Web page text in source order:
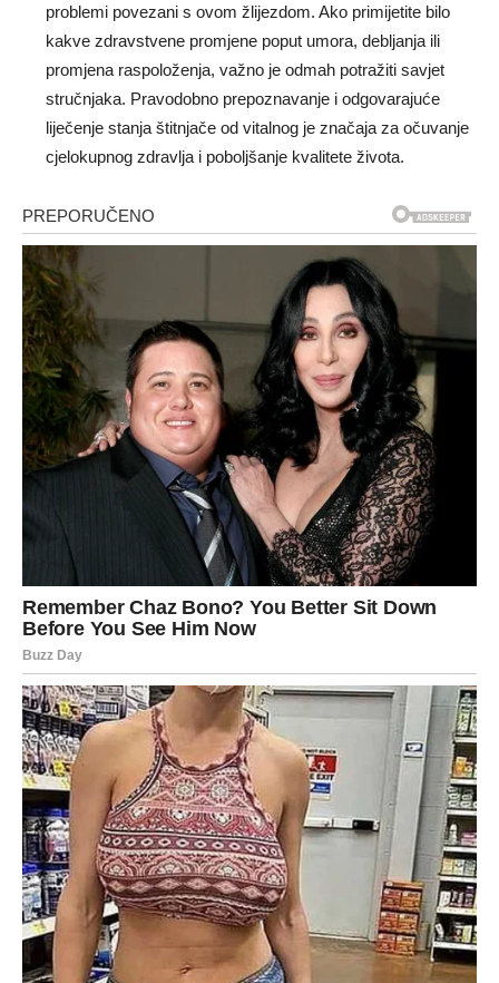
problemi povezani s ovom žlijezdom. Ako primijetite bilo
kakve zdravstvene promjene poput umora, debljanja ili
promjena raspoloženja, važno je odmah potražiti savjet
stručnjaka. Pravodobno prepoznavanje i odgovarajuće
liječenje stanja štitnjače od vitalnog je značaja za očuvanje
cjelokupnog zdravlja i poboljšanje kvalitete života.